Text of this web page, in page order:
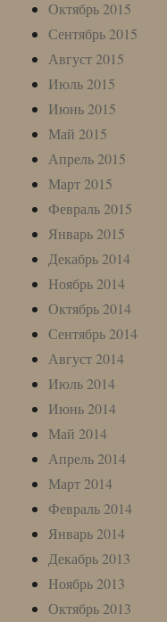
Октябрь 2015
Сентябрь 2015
Август 2015
Июль 2015
Июнь 2015
Май 2015
Апрель 2015
Март 2015
Февраль 2015
Январь 2015
Декабрь 2014
Ноябрь 2014
Октябрь 2014
Сентябрь 2014
Август 2014
Июль 2014
Июнь 2014
Май 2014
Апрель 2014
Март 2014
Февраль 2014
Январь 2014
Декабрь 2013
Ноябрь 2013
Октябрь 2013